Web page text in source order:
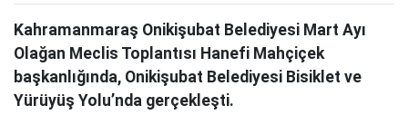
Kahramanmaraş Onikişubat Belediyesi Mart Ayı
Olağan Meclis Toplantısı Hanefi Mahçiçek
başkanlığında, Onikişubat Belediyesi Bisiklet ve
Yürüyüş Yolu’nda gerçekleşti.